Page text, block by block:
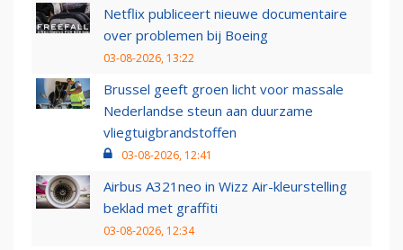
Netflix publiceert nieuwe documentaire
over problemen bij Boeing
03-08-2026, 13:22
Brussel geeft groen licht voor massale
Nederlandse steun aan duurzame
vliegtuigbrandstoffen
03-08-2026, 12:41
Airbus A321neo in Wizz Air-kleurstelling
beklad met graffiti
03-08-2026, 12:34